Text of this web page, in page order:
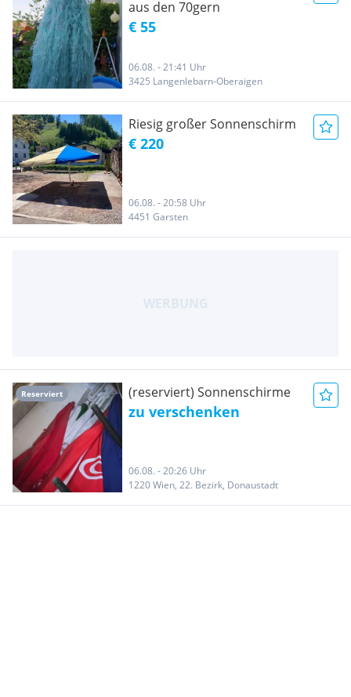
aus den 70gern
€ 55
06.08. - 21:41 Uhr
3425 Langenlebarn-Oberaigen
Riesig großer Sonnenschirm
€ 220
06.08. - 20:58 Uhr
4451 Garsten
Reserviert (reserviert) Sonnenschirme
zu verschenken
06.08. - 20:26 Uhr
1220 Wien, 22. Bezirk, Donaustadt